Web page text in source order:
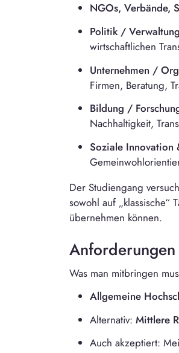
NGOs, Verbände,
Politik / Verwaltung
wirtschaftlichen
Unternehmen /
Firmen, Beratung,
Bildung /
Nachhaltigkeit,
Soziale Innovation
Der Studiengang
sowohl auf „klassische“
übernehmen können.
Anforderungen
Was man mitbringen
Allgemeine
Alternativ: Mittlere
Auch akzeptiert: